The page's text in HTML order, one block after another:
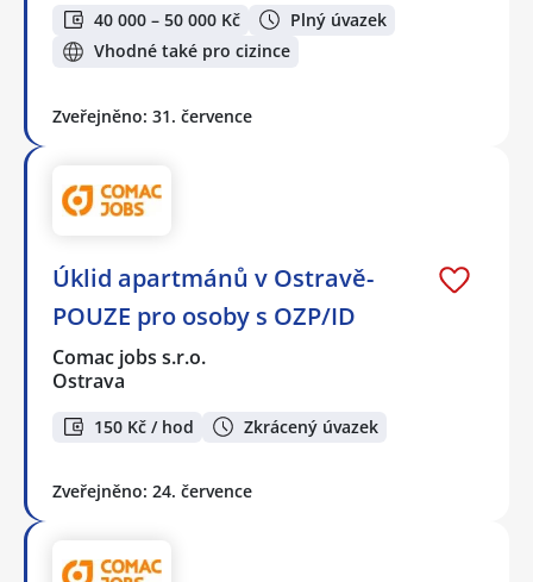
40 000 – 50 000 Kč
Plný úvazek
Vhodné také pro cizince
Zveřejněno: 31. července
Úklid apartmánů v Ostravě-
POUZE pro osoby s OZP/ID
Comac jobs s.r.o.
Ostrava
150 Kč / hod Zkrácený úvazek
Zveřejněno: 24. července